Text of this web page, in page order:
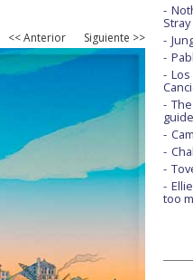
<< Anterior Siguiente >>
too